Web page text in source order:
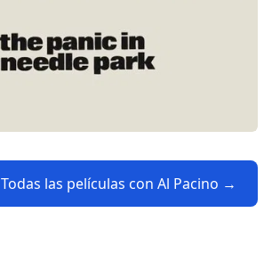
Todas las películas con Al Pacino →